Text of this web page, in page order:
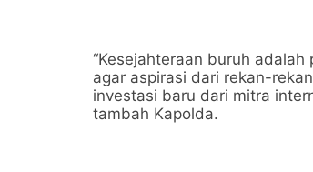
“Kesejahteraan buruh
agar aspirasi dari rekan-
investasi baru dari mitra
tambah Kapolda.